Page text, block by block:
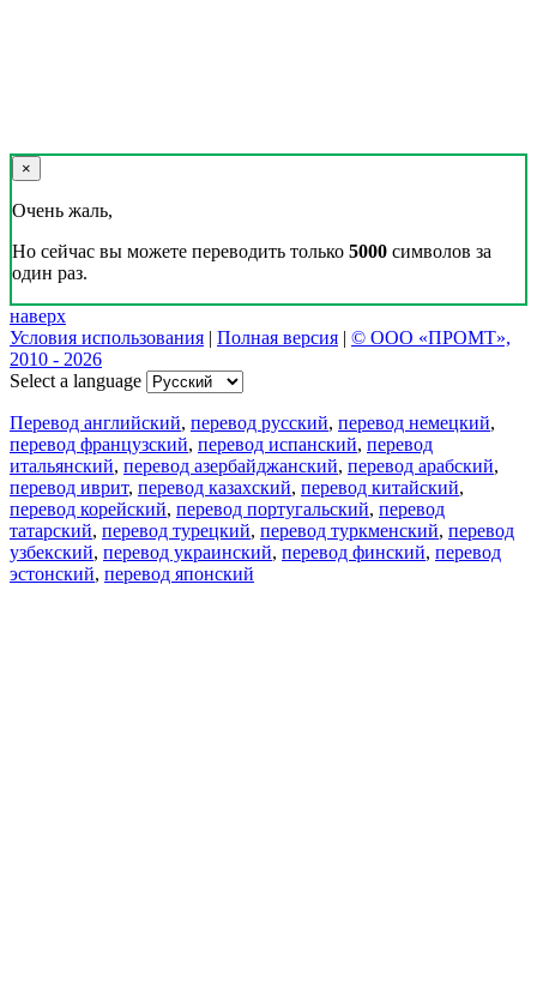
×
Очень жаль,
Но сейчас вы можете переводить только 5000 символов за
один раз.
наверх
Условия использования | Полная версия | © ООО «ПРОМТ»,
2010 - 2026
Select a language
Перевод английский, перевод русский, перевод немецкий,
перевод французский, перевод испанский, перевод
итальянский, перевод азербайджанский, перевод арабский,
перевод иврит, перевод казахский, перевод китайский,
перевод корейский, перевод португальский, перевод
татарский, перевод турецкий, перевод туркменский, перевод
узбекский, перевод украинский, перевод финский, перевод
эстонский, перевод японский